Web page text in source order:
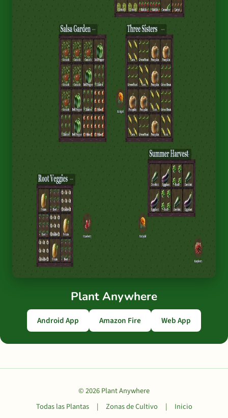
Plant Anywhere
Android App Amazon Fire Web App
© 2026 Plant Anywhere
Todas las Plantas
| Zonas de Cultivo | Inicio